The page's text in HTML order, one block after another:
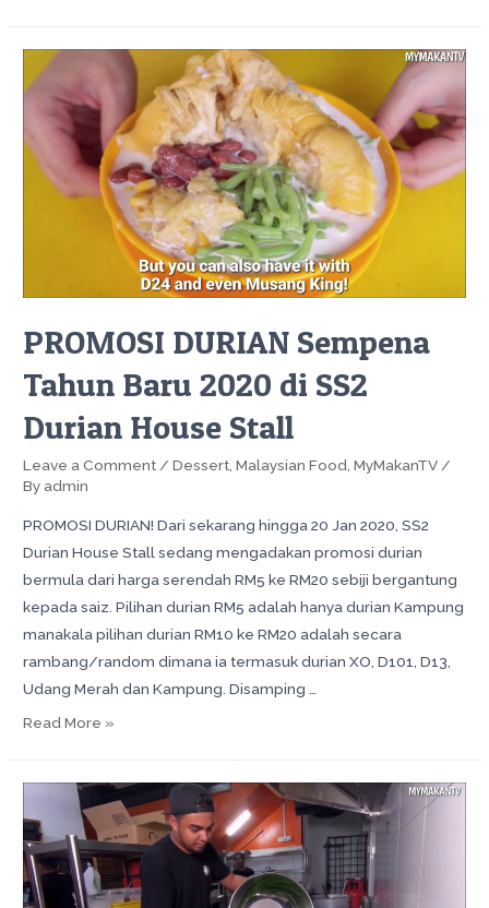
PROMOSI DURIAN Sempena
Tahun Baru 2020 di SS2
Durian House Stall
Leave a Comment /Dessert ,Malaysian Food ,MyMakanTV /
By admin
PROMOSI DURIAN! Dari sekarang hingga 20 Jan 2020, SS2
Durian House Stall sedang mengadakan promosi durian
bermula dari harga serendah RM5 ke RM20 sebiji bergantung
kepada saiz. Pilihan durian RM5 adalah hanya durian Kampung
manakala pilihan durian RM10 ke RM20 adalah secara
rambang/random dimana ia termasuk durian XO, D101, D13,
Udang Merah dan Kampung. Disamping …
Read More »